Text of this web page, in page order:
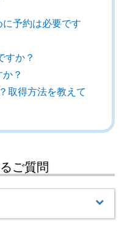
予約は必要です
すか？
？
取得方法を教えて
ご質問